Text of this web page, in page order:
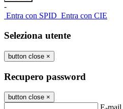
-
Entra con SPID Entra con CIE
Seleziona utente
button close ×
Recupero password
button close ×